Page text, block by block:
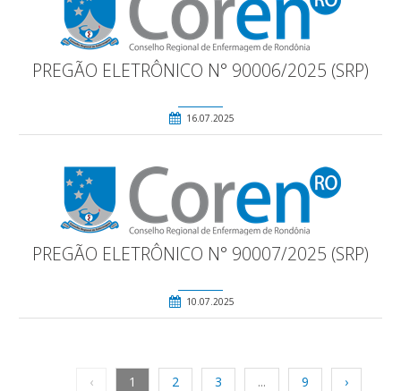
PREGÃO ELETRÔNICO N° 90006/2025 (SRP)
16.07.2025
PREGÃO ELETRÔNICO N° 90007/2025 (SRP)
10.07.2025
‹ 1 2 3 ... 9 ›